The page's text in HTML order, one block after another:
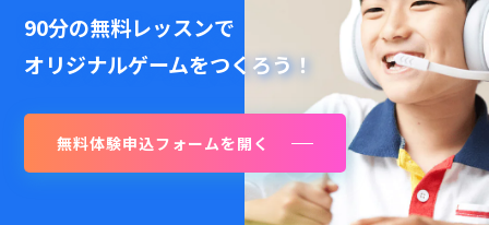
授業の流れ
先生紹介
授業時間・料金
90分の無料レッスンで
オリジナルゲームをつくろう！
無料体験申込フォームを開く